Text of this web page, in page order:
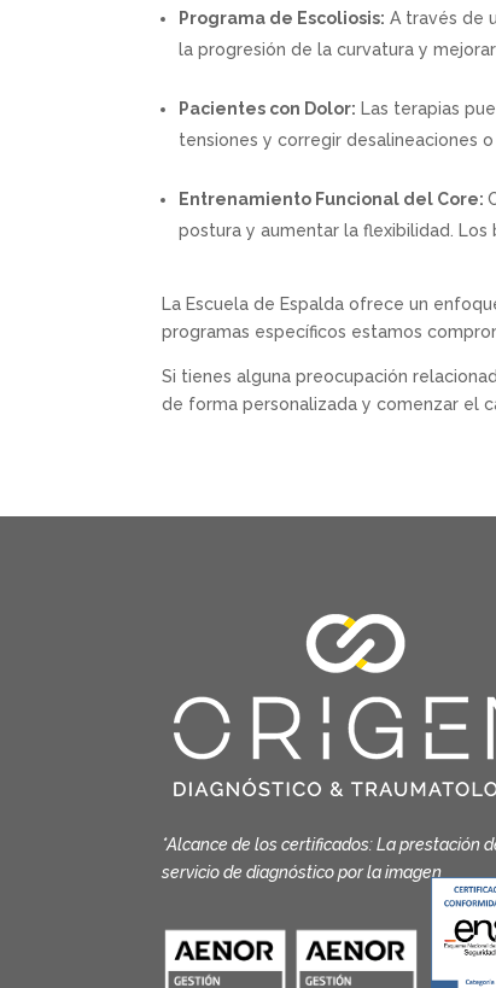
Programa de Escoliosis: A través de
la progresión de la curvatura y
Pacientes con Dolor: Las terapias
tensiones y corregir desalineaciones
Entrenamiento Funcional del Core:
postura y aumentar la flexibilidad.
La Escuela de Espalda ofrece un
programas específicos estamos
Si tienes alguna preocupación
de forma personalizada y comenzar el
*Alcance de los certificados: La prestación
servicio de diagnóstico por la imagen